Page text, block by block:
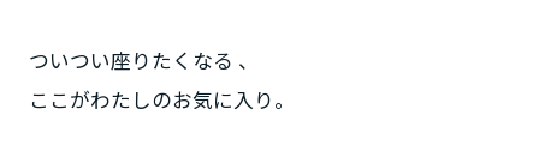
ついつい座りたくなる 、
ここがわたしのお気に入り。